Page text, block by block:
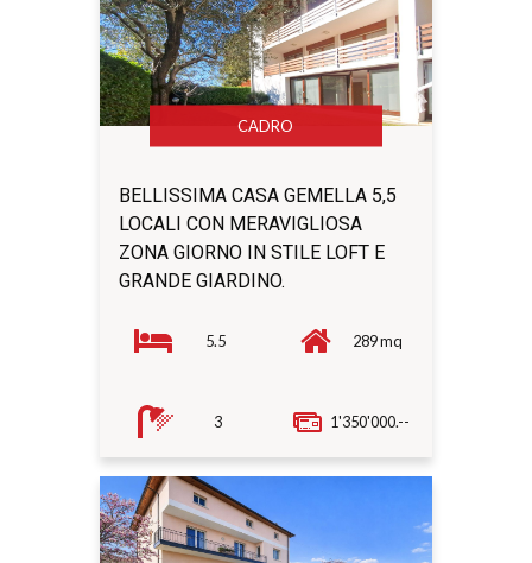
CADRO
BELLISSIMA CASA GEMELLA 5,5
LOCALI CON MERAVIGLIOSA
ZONA GIORNO IN STILE LOFT E
GRANDE GIARDINO.
1'350'000.--
5.5 289 mq
3